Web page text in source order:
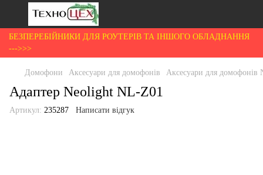
БЕЗПЕРЕБІЙНИКИ ДЛЯ РОУТЕРІВ ТА ІНШОГО ОБЛАДНАННЯ
--->>>
Домофони Аксесуари для домофонів Аксесуари для домофонів
Адаптер Neolight NL-Z01
Артикул: 235287 Написати відгук